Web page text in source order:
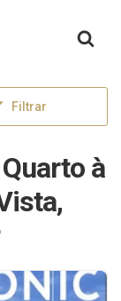
Filtrar
à